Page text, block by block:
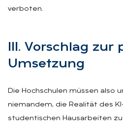
verboten.
III. Vor­schlag zur
Um­set­zung
Die Hochschulen müssen also
niemandem, die Realität des
studentischen Hausarbeiten